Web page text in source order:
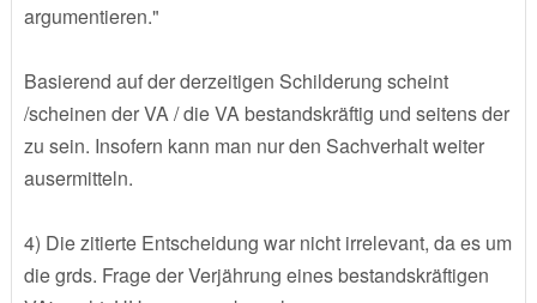
argumentieren."
Basierend auf der derzeitigen Schilderung scheint
/scheinen der VA / die VA bestandskräftig und seitens der
zu sein. Insofern kann man nur den Sachverhalt weiter
ausermitteln.
4) Die zitierte Entscheidung war nicht irrelevant, da es um
die grds. Frage der Verjährung eines bestandskräftigen